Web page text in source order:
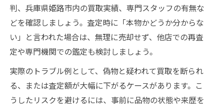
判、兵庫県姫路市内の買取実績、専門スタッフの有無な
どを確認しましょう。査定時に「本物かどうか分からな
い」と言われた場合は、無理に売却せず、他店での再査
定や専門機関での鑑定も検討しましょう。
実際のトラブル例として、偽物と疑われて買取を断られ
る、または査定額が大幅に下がるケースがあります。こ
うしたリスクを避けるには、事前に品物の状態や来歴を